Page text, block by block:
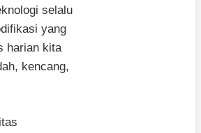
selalu
yang
harian kita
kencang,